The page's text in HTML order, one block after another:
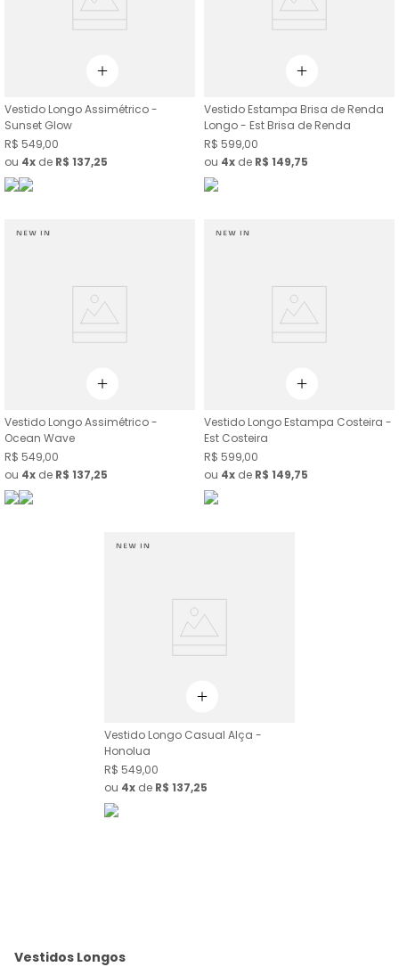
Vestido Longo Assimétrico -
Sunset Glow
R$ 549,00
ou 4 de R$ 137,25
Vestido Estampa Brisa de Renda
Longo - Est Brisa de Renda
R$ 599,00
ou 4 de R$ 149,75
Vestido Longo Assimétrico -
Ocean Wave
R$ 549,00
ou 4 de R$ 137,25
Vestido Longo Estampa Costeira -
Est Costeira
R$ 599,00
ou 4 de R$ 149,75
Vestido Longo Casual Alça -
Honolua
R$ 549,00
ou 4 de R$ 137,25
Vestidos Longos